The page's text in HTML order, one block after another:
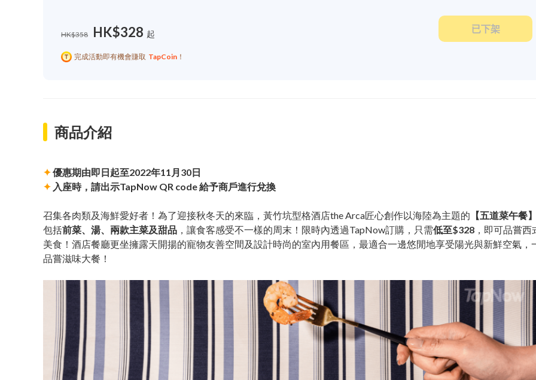
HK$358 HK$328 起 已下架
完成活動即有機會賺取 TapCoin ！
商品介紹
✦優惠期由即日起至2022年11月30日
✦ 入座時，請出示TapNow QR code 給予商戶進行兌換
召集各肉類及海鮮愛好者！為了迎接秋冬天的來臨，黃竹坑型格酒店the Arca匠心創作以海陸為主題的 【五道菜午餐
包括前菜、湯、兩款主菜及甜品 ，讓食客感受不一樣的周末！限時內透過TapNow訂購，只需低至$328 ，即可品嘗西
美食！酒店餐廳更坐擁露天開揚的寵物友善空間及設計時尚的室內用餐區，最適合一邊悠閒地享受陽光與新鮮空氣，
品嘗滋味大餐！